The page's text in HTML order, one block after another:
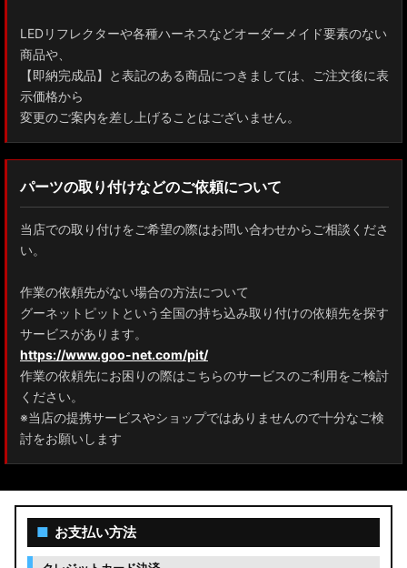
LEDリフレクターや各種ハーネスなどオーダーメイド要素のない
商品や、
【即納完成品】と表記のある商品につきましては、ご注文後に表
示価格から
変更のご案内を差し上げることはございません。
パーツの取り付けなどのご依頼について
当店での取り付けをご希望の際はお問い合わせからご相談くださ
い。
作業の依頼先がない場合の方法について
グーネットピットという全国の持ち込み取り付けの依頼先を探す
サービスがあります。
https://www.goo-net.com/pit/
作業の依頼先にお困りの際はこちらのサービスのご利用をご検討
ください。
※当店の提携サービスやショップではありませんので十分なご検
討をお願いします
■ お支払い方法